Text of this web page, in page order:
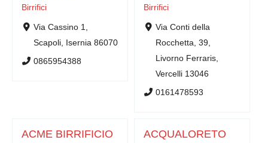
Birrifici
Via Cassino 1,
Scapoli, Isernia 86070
0865954388
Birrifici
Via Conti della
Rocchetta, 39,
Livorno Ferraris,
Vercelli 13046
0161478593
ACME BIRRIFICIO ACQUALORETO